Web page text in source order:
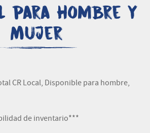
para Hombre y
Mujer
CR Local, Disponible para hombre,
de inventario***